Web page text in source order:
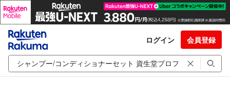
ログイン 会員登録